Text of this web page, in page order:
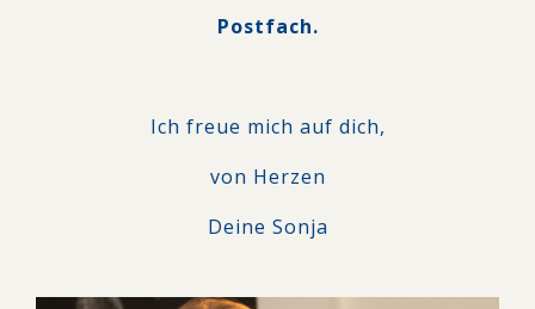
Postfach.
Ich freue mich auf dich,
von Herzen
Deine Sonja